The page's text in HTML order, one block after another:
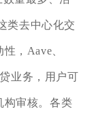
类去中心化交
，Aave、
业务，用户可
构审核。各类